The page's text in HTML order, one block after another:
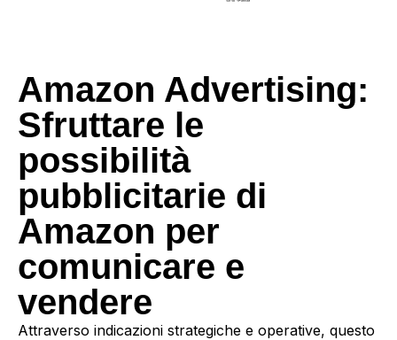
Amazon Advertising:
Sfruttare le
possibilità
pubblicitarie di
Amazon per
comunicare e
vendere
Attraverso indicazioni strategiche e operative, questo